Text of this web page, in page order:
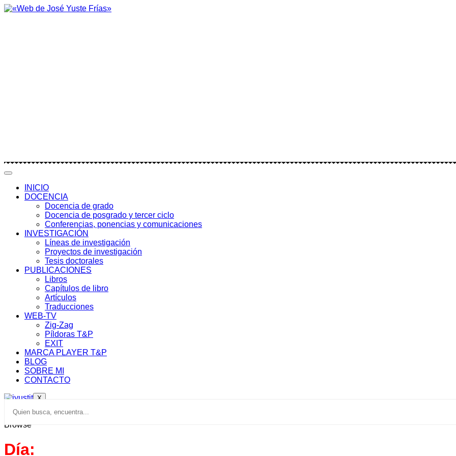
INICIO
DOCENCIA
Docencia de grado
Docencia de posgrado y tercer ciclo
Conferencias, ponencias y comunicaciones
INVESTIGACIÓN
Líneas de investigación
Proyectos de investigación
Tesis doctorales
PUBLICACIONES
Libros
Capítulos de libro
Artículos
Traducciones
WEB-TV
Zig-Zag
Píldoras T&P
EXIT
MARCA PLAYER T&P
BLOG
SOBRE MI
CONTACTO
X
Browse
Día: